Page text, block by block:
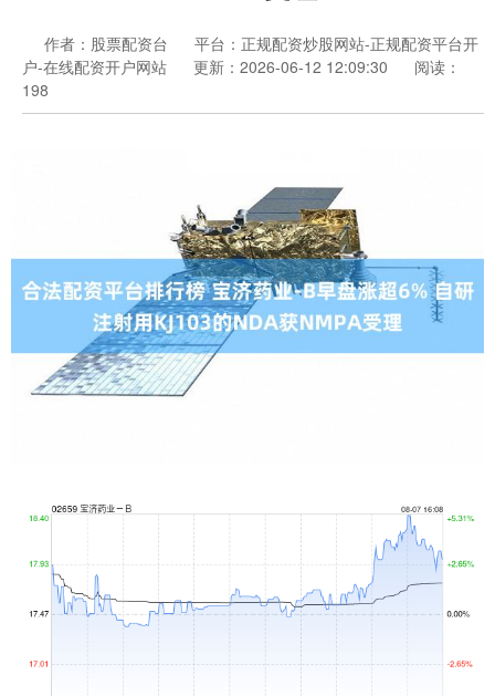
作者：股票配资台
平台：正规配资炒股网站-正规配资平台开
户-在线配资开户网站
更新：2026-06-12 12:09:30
阅读：
198